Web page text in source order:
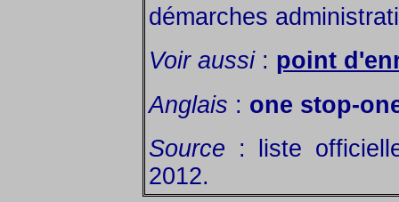
démarches
Voir aussi: point
Anglais : one stop-
Source : liste
2012.